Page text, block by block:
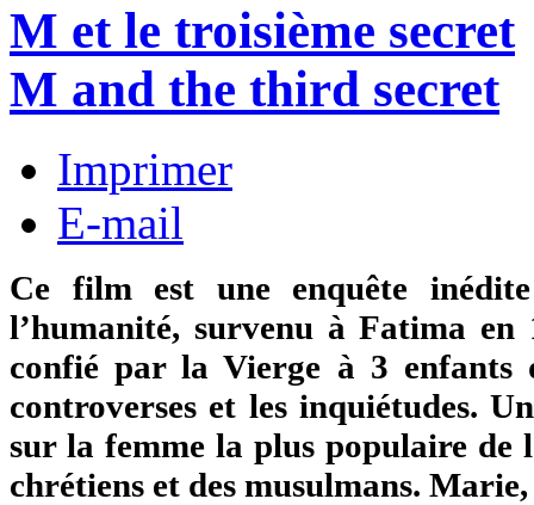
M et le troisième secret
M and the third secret
Imprimer
E-mail
Ce film est une enquête
l’humanité, survenu à Fatima
confié par la Vierge à 3
controverses et les inquiétudes.
sur la femme la plus populaire de
chrétiens et des musulmans.